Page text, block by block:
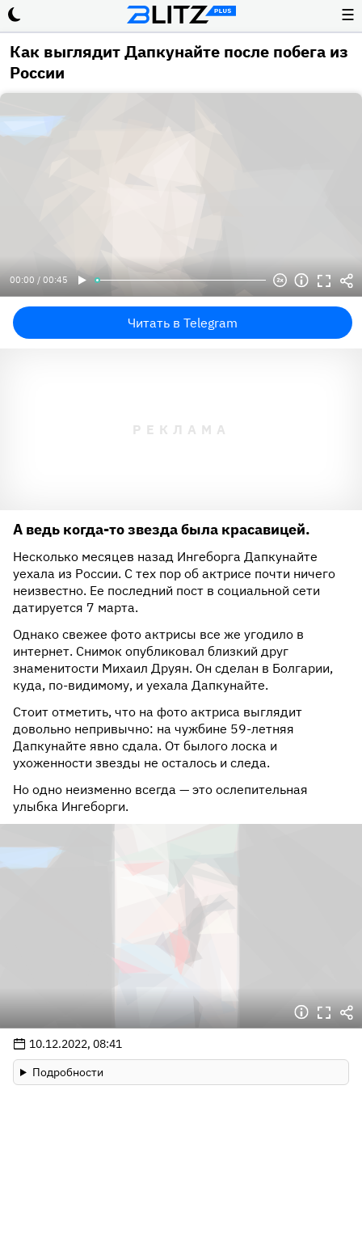
☰
Как выглядит Дапкунайте после побега из
России
00:00 / 00:45
Читать в Telegram
А ведь когда-то звезда была красавицей.
Несколько месяцев назад Ингеборга Дапкунайте
уехала из России. С тех пор об актрисе почти ничего
неизвестно. Ее последний пост в социальной сети
датируется 7 марта.
Однако свежее фото актрисы все же угодило в
интернет. Снимок опубликовал близкий друг
знаменитости Михаил Друян. Он сделан в Болгарии,
куда, по-видимому, и уехала Дапкунайте.
Стоит отметить, что на фото актриса выглядит
довольно непривычно: на чужбине 59-летняя
Дапкунайте явно сдала. От былого лоска и
ухоженности звезды не осталось и следа.
Но одно неизменно всегда — это ослепительная
улыбка Ингеборги.
10.12.2022, 08:41
Подробности